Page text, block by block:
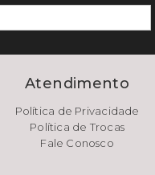
Atendimento
Política de Privacidade
Política de Trocas
Fale Conosco